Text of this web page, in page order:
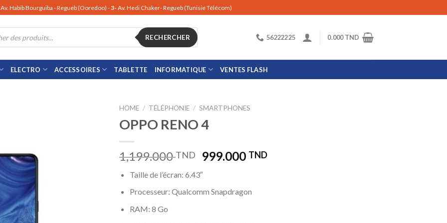
Av. Habib Bourguiba - Regueb (Ooredoo) -3- Av. Hedi Chaker- Regueb (Tunisie Télécom)
RECHERCHER 56222225 0.000TND
ELECTRO ACCESSOIRES TABLETTE INFORMATIQUE VENTES FLASH
HOME / TÉLÉPHONIE / SMARTPHONES
OPPO RENO 4
1,199.000TND 999.000 TND
Taille de l’écran: 6.43″
Processeur: Qualcomm Snapdragon
RAM: 8 Go